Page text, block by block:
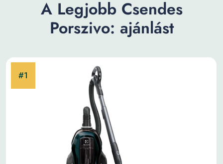
A Legjobb Csendes
Porszivo: ajánlást